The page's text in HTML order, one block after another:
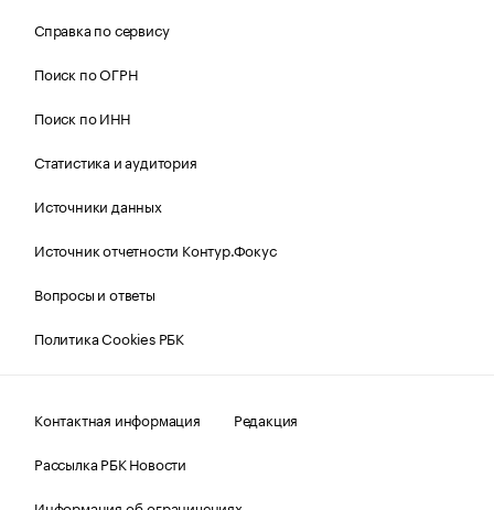
Справка по сервису
Поиск по ОГРН
Поиск по ИНН
Статистика и аудитория
Источники данных
Источник отчетности Контур.Фокус
Вопросы и ответы
Политика Cookies РБК
Контактная информация
Редакция
Рассылка РБК Новости